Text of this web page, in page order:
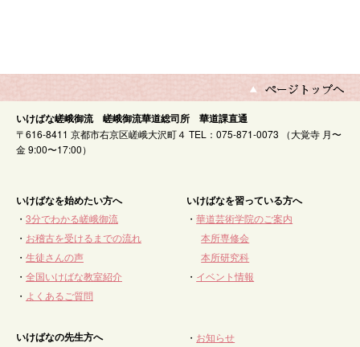
いけばな嵯峨御流 嵯峨御流華道総司所 華道課直通
〒616-8411 京都市右京区嵯峨大沢町４ TEL：075-871-0073 （大覚寺 月〜
金 9:00〜17:00）
いけばなを始めたい方へ
・ 3分でわかる嵯峨御流
・ お稽古を受けるまでの流れ
・ 生徒さんの声
・ 全国いけばな教室紹介
・ よくあるご質問
いけばなを習っている方へ
・華道芸術学院のご案内
本所専修会
本所研究科
・ イベント情報
いけばなの先生方へ ・ お知らせ